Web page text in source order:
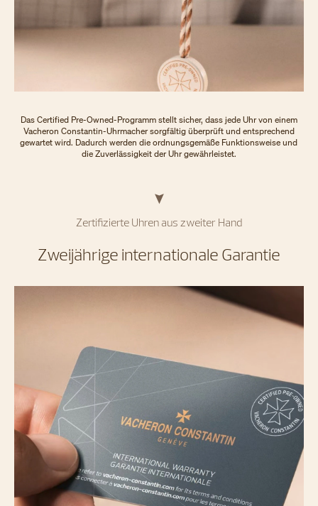
Das Certified Pre-Owned-Programm stellt sicher, dass jede Uhr von einem
Vacheron Constantin-Uhrmacher sorgfältig überprüft und entsprechend
gewartet wird. Dadurch werden die ordnungsgemäße Funktionsweise und
die Zuverlässigkeit der Uhr gewährleistet.
Zertifizierte Uhren aus zweiter Hand
Zweijährige internationale Garantie